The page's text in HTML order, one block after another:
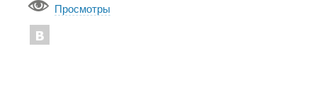
Просмотры